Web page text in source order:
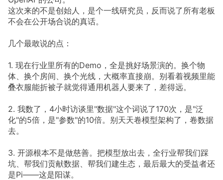
这次来的不是创始人，是个一线研究员，反而说了所有老板
不会在公开场合说的真话。
几个最敢说的点：
1. 现在行业里所有的Demo，全是挑好场景演的。换个物
体、换个房间、换个光线，大概率直接崩。别看着视频里能
叠衣服能折被子就觉得通用机器人要来了，差得远。
2. 我数了，4小时访谈里"数据"这个词说了170次，是"泛
化"的5倍，是"参数"的10倍。别天天卷模型架构了，卷数据
去。
3. 开源根本不是做慈善。把模型放出去，全行业帮我们踩
坑、帮我们贡献数据、帮我们建生态，最后最大的受益者还
是Pi——这是阳谋。